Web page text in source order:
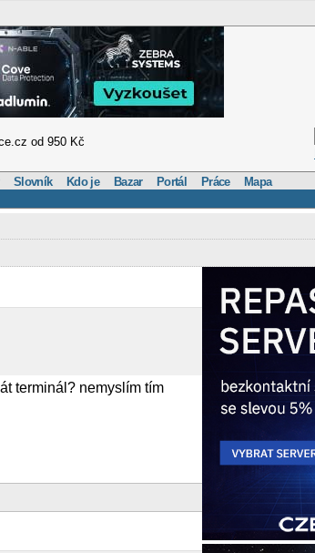
od 950 Kč
Slovník Kdo je Bazar Portál Práce Mapa
terminál? nemyslím tím